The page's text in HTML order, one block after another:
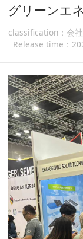
グリーンエ
classification：会
Release time：